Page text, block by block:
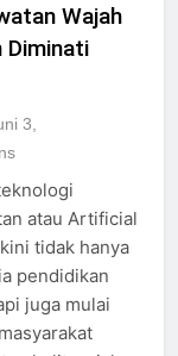
Wajah
Diminati
3,
atau Artificial
tidak hanya
pendidikan
juga mulai